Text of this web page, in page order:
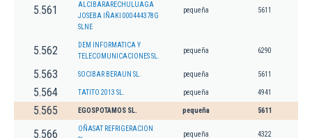
5.561
ALCIBARARECHULUAGA
JOSEBA IÑAKI 000444378G
SLNE
pequeña 5611
5.562
DEM INFORMATICA Y
TELECOMUNICACIONES SL.
pequeña 6290
5.563 SOCIBAR BERAUN SL. pequeña 5611
5.564 TATITO 2013 SL. pequeña 4941
5.565 EGOSPOTAMOS SL. pequeña 5611
5.566
OÑASAT REFRIGERACION
pequeña 4322